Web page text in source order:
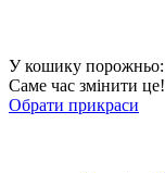
У кошику порожньо:
Саме час змінити це!
Обрати прикраси